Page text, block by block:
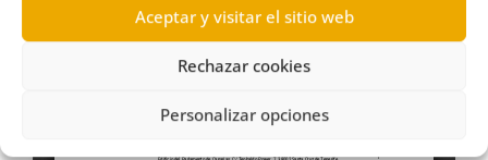
Aceptar y visitar el sitio web
Rechazar cookies
Personalizar opciones